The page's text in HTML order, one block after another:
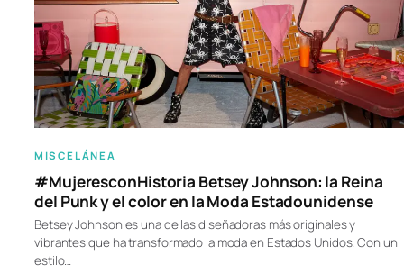
MISCELÁNEA
#MujeresconHistoria Betsey Johnson: la Reina
del Punk y el color en la Moda Estadounidense
Betsey Johnson es una de las diseñadoras más originales y
vibrantes que ha transformado la moda en Estados Unidos. Con un
estilo…